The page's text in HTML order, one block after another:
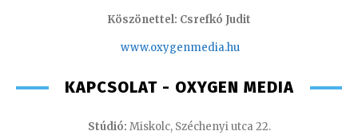
Köszönettel: Csrefkó Judit
www.oxygenmedia.hu
KAPCSOLAT - OXYGEN MEDIA
Stúdió: Miskolc, Széchenyi utca 22.